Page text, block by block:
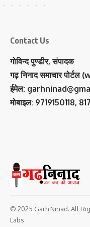
Contact Us
गोविन्द पुण्डीर, संपादक
गढ़ निनाद समाचार
ईमेल:
मोबाइल: 9719150118,
© 2025 Garh Ninad. All
Labs